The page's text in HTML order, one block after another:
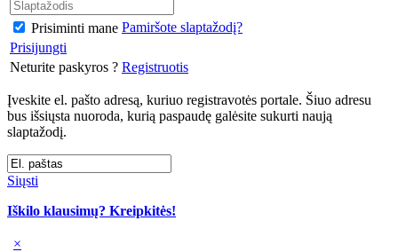
Prisiminti mane Pamiršote slaptažodį?
Prisijungti
Neturite paskyros ? Registruotis
Įveskite el. pašto adresą, kuriuo registravotės portale. Šiuo adresu
bus išsiųsta nuoroda, kurią paspaudę galėsite sukurti naują
slaptažodį.
Siųsti
Iškilo klausimų? Kreipkitės!
×